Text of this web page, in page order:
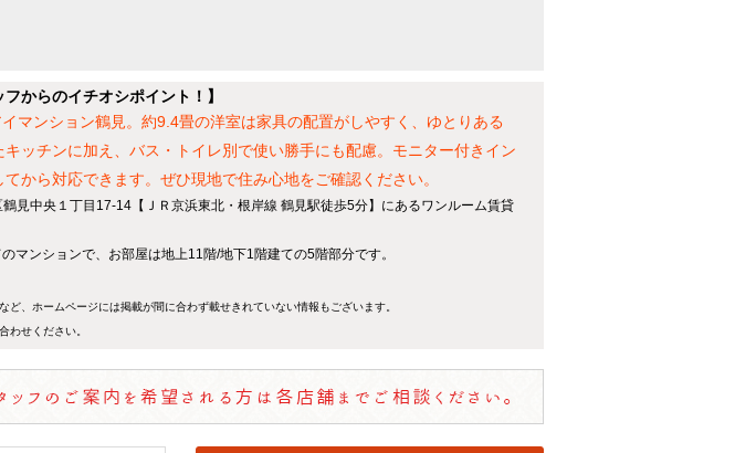
からのイチオシポイント！】
マンション鶴見。約9.4畳の洋室は家具の配置がしやすく、ゆとりある
ッチンに加え、バス・トイレ別で使い勝手にも配慮。モニター付きイン
から対応できます。ぜひ現地で住み心地をご確認ください。
見中央１丁目17-14【ＪＲ京浜東北・根岸線 鶴見駅徒歩5分】にあるワンルーム賃貸
マンションで、お部屋は地上11階/地下1階建ての5階部分です。
、ホームページには掲載が間に合わず載せきれていない情報もございます。
わせください。